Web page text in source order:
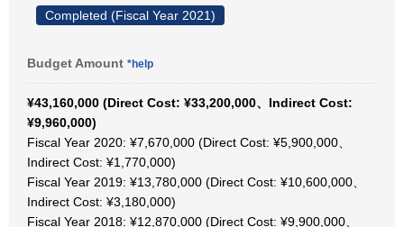
Completed (Fiscal Year 2021)
Budget Amount *help
¥43,160,000 (Direct Cost: ¥33,200,000、Indirect Cost:
¥9,960,000)
Fiscal Year 2020: ¥7,670,000 (Direct Cost: ¥5,900,000、
Indirect Cost: ¥1,770,000)
Fiscal Year 2019: ¥13,780,000 (Direct Cost: ¥10,600,000、
Indirect Cost: ¥3,180,000)
Fiscal Year 2018: ¥12,870,000 (Direct Cost: ¥9,900,000、